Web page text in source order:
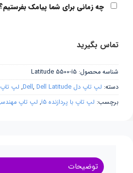
چه زمانی برای شما پیامک
تماس بگیرید
شناسه محصول: Latitude 5500-i5
دسته: لپ تاپ دل Dell , Dell Latitude
, لپ
برچسب: لپ تاپ با پردازنده i5 , لپ تاپ
توضیحات